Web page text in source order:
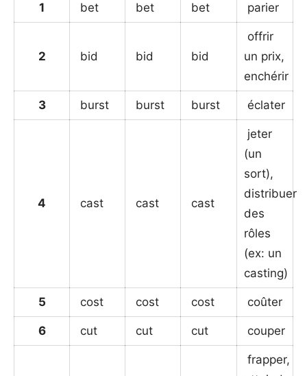
1 bet bet bet parier
2 bid bid bid
offrir
un prix,
enchérir
3 burst burst burst éclater
4 cast cast cast
jeter
(un
sort),
distribuer
des
rôles
(ex: un
casting)
5 cost cost cost coûter
6 cut cut cut couper
frapper,